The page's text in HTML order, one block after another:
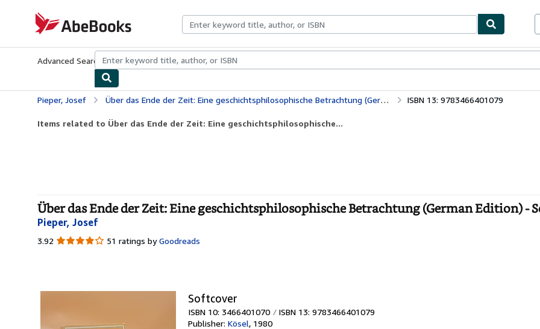
AbeBooks.com
Advanced Search Browse CollectionsRare BooksArt & Collectibles
Pieper, Josef Über das Ende der Zeit: Eine geschichtsphilosophische Betrachtung (German Edition) ISBN 13: 9783466401079
Items related to Über das Ende der Zeit: Eine geschichtsphilosophische...
Über das Ende der Zeit: Eine geschichtsphilosophische Betrachtung (German Edition) -
Pieper, Josef
3.92 3.92
51 ratings by Goodreads
Softcover
ISBN 10: 3466401070 ISBN 13: 9783466401079
Publisher: Kösel, 1980